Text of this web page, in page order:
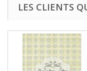
LES CLIENTS